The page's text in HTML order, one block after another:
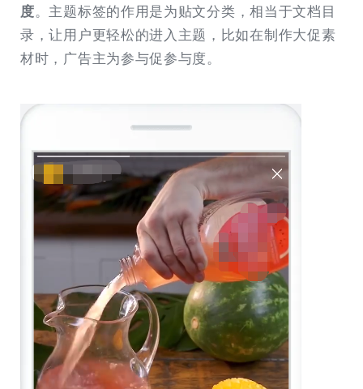
度。主题标签的作用是为贴文分类，相当于文档目
录，让用户更轻松的进入主题，比如在制作大促素
材时，广告主为参与促参与度。